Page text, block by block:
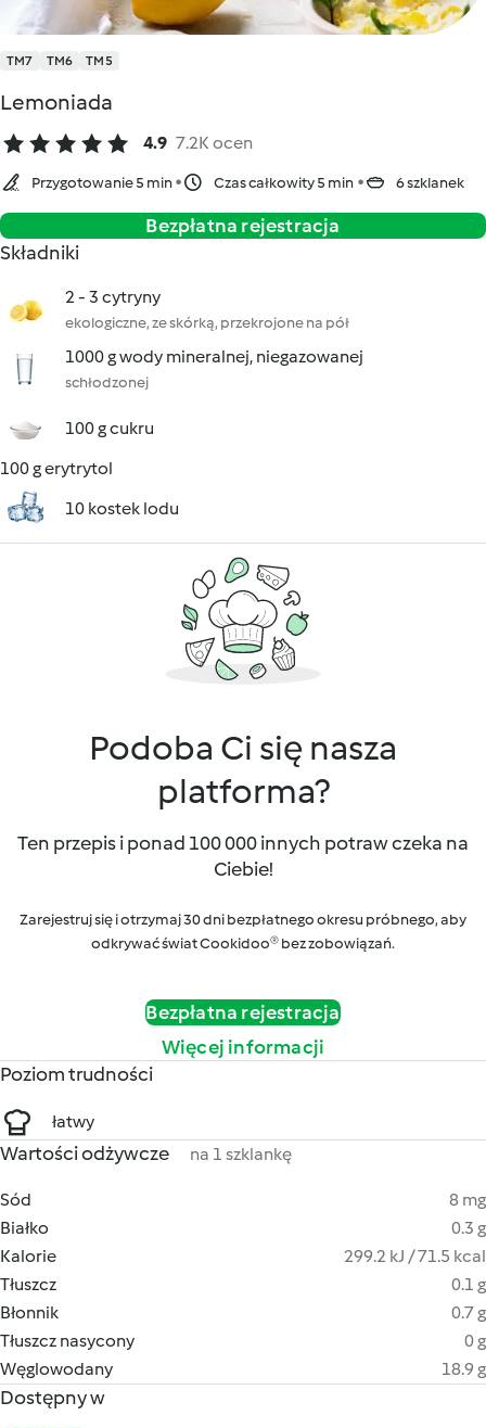
TM7 TM6 TM5
Lemoniada
4.9 7.2K ocen
Przygotowanie 5 min Czas całkowity 5 min 6 szklanek
Bezpłatna rejestracja
Składniki
2 - 3 cytryny
ekologiczne, ze skórką, przekrojone na pół
1000 g wody mineralnej, niegazowanej
schłodzonej
100 g cukru
100 g erytrytol
10 kostek lodu
Podoba Ci się nasza
platforma?
Ten przepis i ponad 100 000 innych potraw czeka na
Ciebie!
Zarejestruj się i otrzymaj 30 dni bezpłatnego okresu próbnego, aby
odkrywać świat Cookidoo® bez zobowiązań.
Bezpłatna rejestracja
Więcej informacji
Poziom trudności
łatwy
Wartości odżywcze na 1 szklankę
Sód
8 mg
Białko
0.3 g
Kalorie
299.2 kJ / 71.5 kcal
Tłuszcz
0.1 g
Błonnik
0.7 g
Tłuszcz nasycony
0 g
Węglowodany
18.9 g
Dostępny w